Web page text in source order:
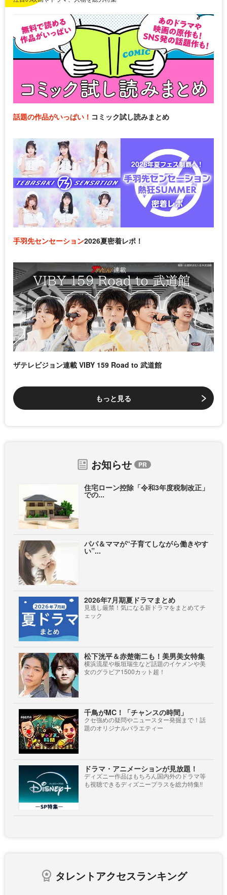
話題の作品がいっぱい！ コミック試し読みまとめ
手羽先センセーション2026夏密着レポ！
ザテレビジョン連載 VIBY 159 Road to 武道館
もっと見る
お知らせ
住宅ローン控除「令和3年度税制改正」
での...
パパ＆ママが“子育てしながら働きやす
い”...
2026年7月期夏ドラマまとめ
見逃し厳禁！気になる新ドラマをまとめてチ
ェック
松下洸平＆赤楚衛二も！美男美女特集
横浜流星や板垣瑞生など話題のイケメンや美
女のグラビア1500カット超！
千鳥がMC！「チャンスの時間」
クセ強めの疑問やニュースター発掘まで！話
題のオリジナルバラエティー
ドラマ・アニメーションが見放題！
ディズニー作品はもちろん国内外のドラマ等
も視聴できるディズニープラスを総力特集!!
タレントアクセスランキング